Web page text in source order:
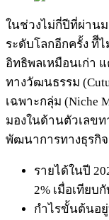
ในช่วงไม่กี่ปีที่ผ่าน
ระดับโลกอีกครั้ง ทีี
อิทธิพลเหมือนเก่า
ทางวัฒนธรรม
เฉพาะกลุ่ม (Niche
มองในด้านตัวเลขท
พัฒนาการทางธุรกิ
รายได้ในปี
2% เมื่อเทียบ
กำไรขั้นต้นอยู่